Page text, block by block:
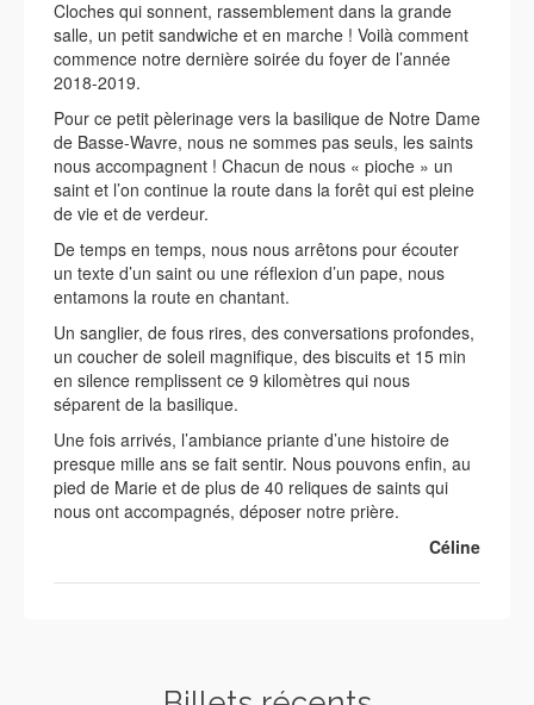
Cloches qui sonnent, rassemblement dans la grande
salle, un petit sandwiche et en marche ! Voilà comment
commence notre dernière soirée du foyer de l’année
2018-2019.
Pour ce petit pèlerinage vers la basilique de Notre Dame
de Basse-Wavre, nous ne sommes pas seuls, les saints
nous accompagnent ! Chacun de nous « pioche » un
saint et l’on continue la route dans la forêt qui est pleine
de vie et de verdeur.
De temps en temps, nous nous arrêtons pour écouter
un texte d’un saint ou une réflexion d’un pape, nous
entamons la route en chantant.
Un sanglier, de fous rires, des conversations profondes,
un coucher de soleil magnifique, des biscuits et 15 min
en silence remplissent ce 9 kilomètres qui nous
séparent de la basilique.
Une fois arrivés, l’ambiance priante d’une histoire de
presque mille ans se fait sentir. Nous pouvons enfin, au
pied de Marie et de plus de 40 reliques de saints qui
nous ont accompagnés, déposer notre prière.
Céline